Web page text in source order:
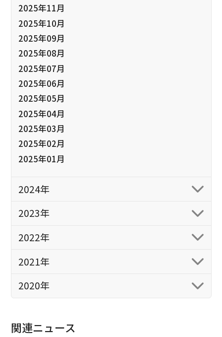
2025年11月
2025年10月
2025年09月
2025年08月
2025年07月
2025年06月
2025年05月
2025年04月
2025年03月
2025年02月
2025年01月
2024年
2023年
2022年
2021年
2020年
関連ニュース